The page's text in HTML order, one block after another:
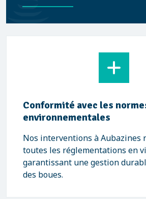
Conformité avec les
environnementales
Nos interventions à Aubazines
toutes les réglementations en
garantissant une gestion
des boues.